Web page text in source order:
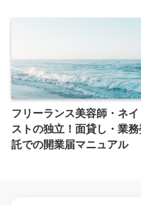
フリーランス美容師・ネイ
ストの独立！面貸し・業務
託での開業届マニュアル